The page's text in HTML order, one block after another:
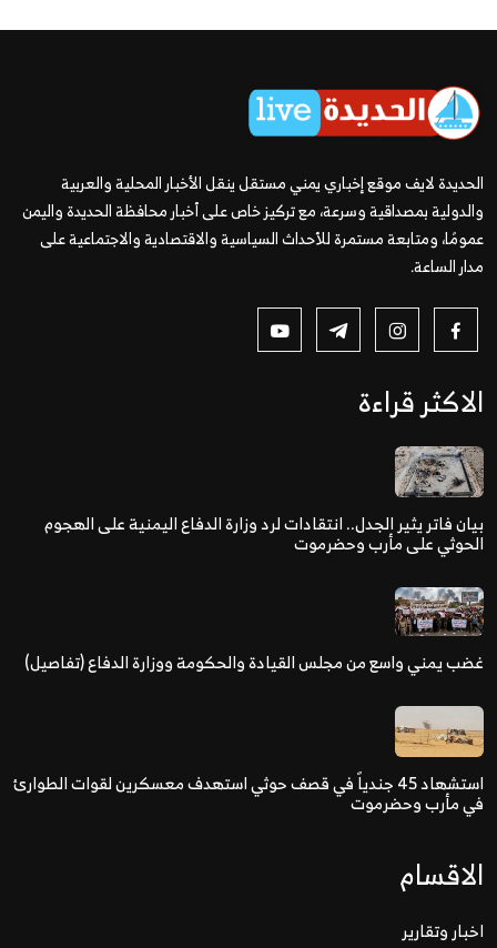
الحديدة لايف موقع إخباري يمني مستقل ينقل الأخبار المحلية والعربية
والدولية بمصداقية وسرعة، مع تركيز خاص على أخبار محافظة الحديدة واليمن
عمومًا، ومتابعة مستمرة للأحداث السياسية والاقتصادية والاجتماعية على
مدار الساعة.
الاكثر قراءة
بيان فاتر يثير الجدل.. انتقادات لرد وزارة الدفاع اليمنية على الهجوم
الحوثي على مأرب وحضرموت
غضب يمني واسع من مجلس القيادة والحكومة ووزارة الدفاع (تفاصيل)
استشهاد 45 جندياً في قصف حوثي استهدف معسكرين لقوات الطوارئ
في مأرب وحضرموت
الاقسام
اخبار وتقارير